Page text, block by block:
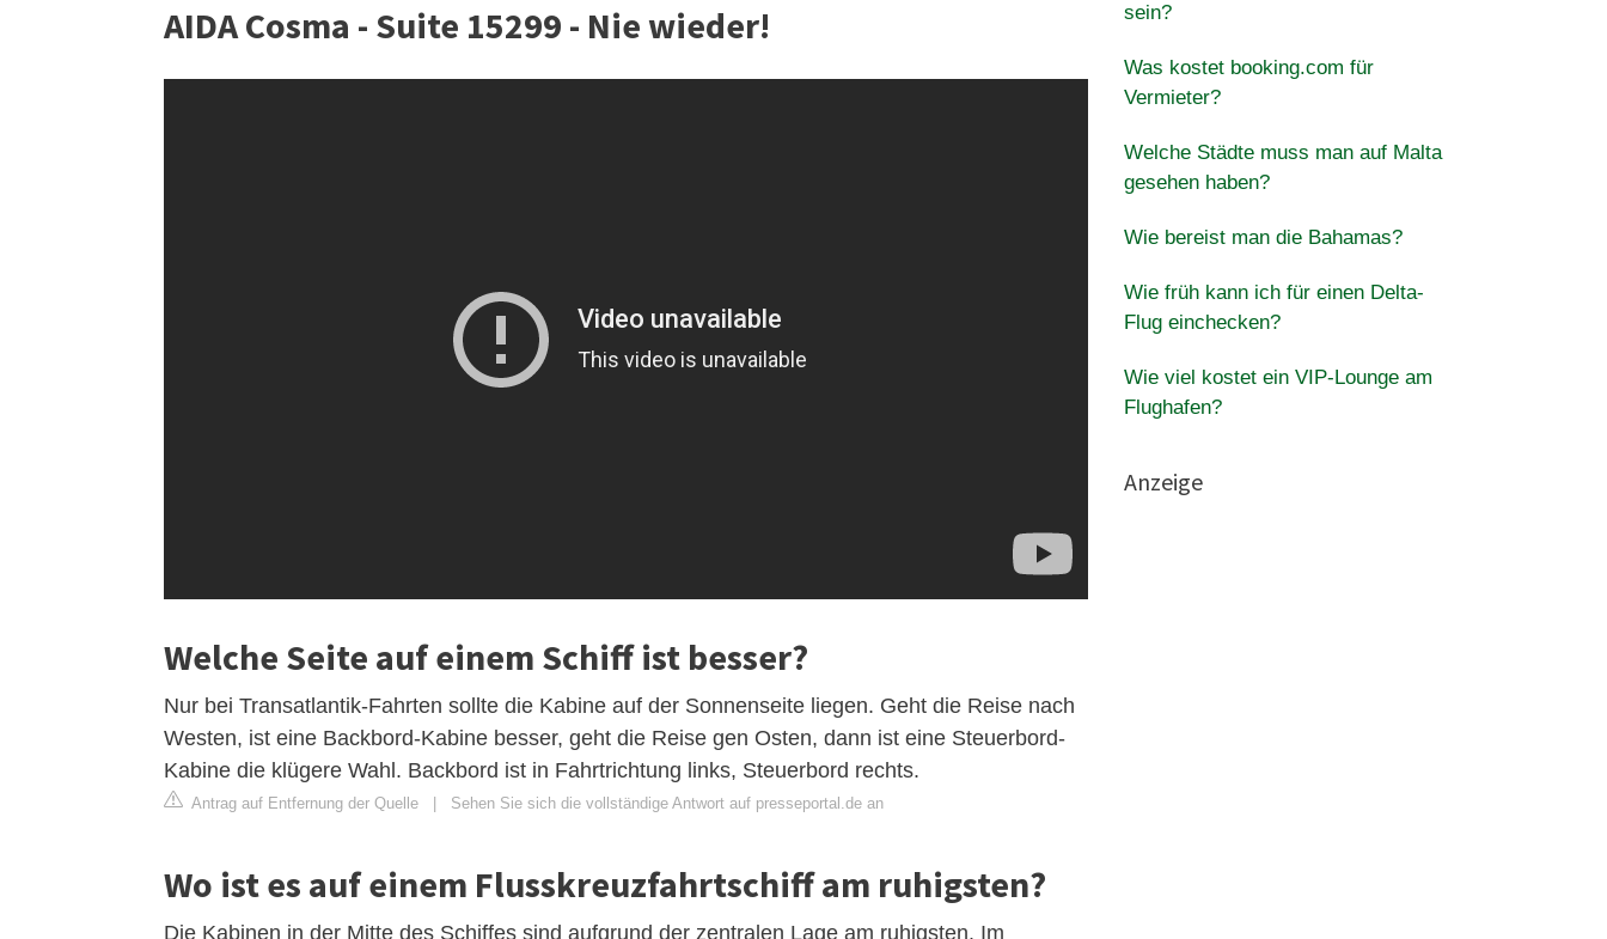
AIDA Cosma - Suite 15299 - Nie wieder!
Welche Seite auf einem Schiff ist besser?
Nur bei Transatlantik-Fahrten sollte die Kabine auf der Sonnenseite liegen. Geht die Reise nach
Westen, ist eine Backbord-Kabine besser, geht die Reise gen Osten, dann ist eine Steuerbord-
Kabine die klügere Wahl. Backbord ist in Fahrtrichtung links, Steuerbord rechts.
Antrag auf Entfernung der Quelle | Sehen Sie sich die vollständige Antwort auf presseportal.de an
Wo ist es auf einem Flusskreuzfahrtschiff am ruhigsten?
Die Kabinen in der Mitte des Schiffes sind aufgrund der zentralen Lage am ruhigsten. Im
sein?
Was kostet booking.com für
Vermieter?
Welche Städte muss man auf Malta
gesehen haben?
Wie bereist man die Bahamas?
Wie früh kann ich für einen Delta-
Flug einchecken?
Wie viel kostet ein VIP-Lounge am
Flughafen?
Anzeige